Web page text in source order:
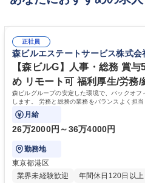
正社員
森ビルエステートサービス株式会
【森ビルG】人事・総務 賞
め リモート可 福利厚生/労務/
森ビルグループの安定した環境で、バックオ
します。 労務と総務の業務をバランスよく担
にも挑戦できる、やりがいある環境です。
月給
26万2000円～36万4000円
勤務地
東京都港区
業界未経験歓迎
年間休日120日以上